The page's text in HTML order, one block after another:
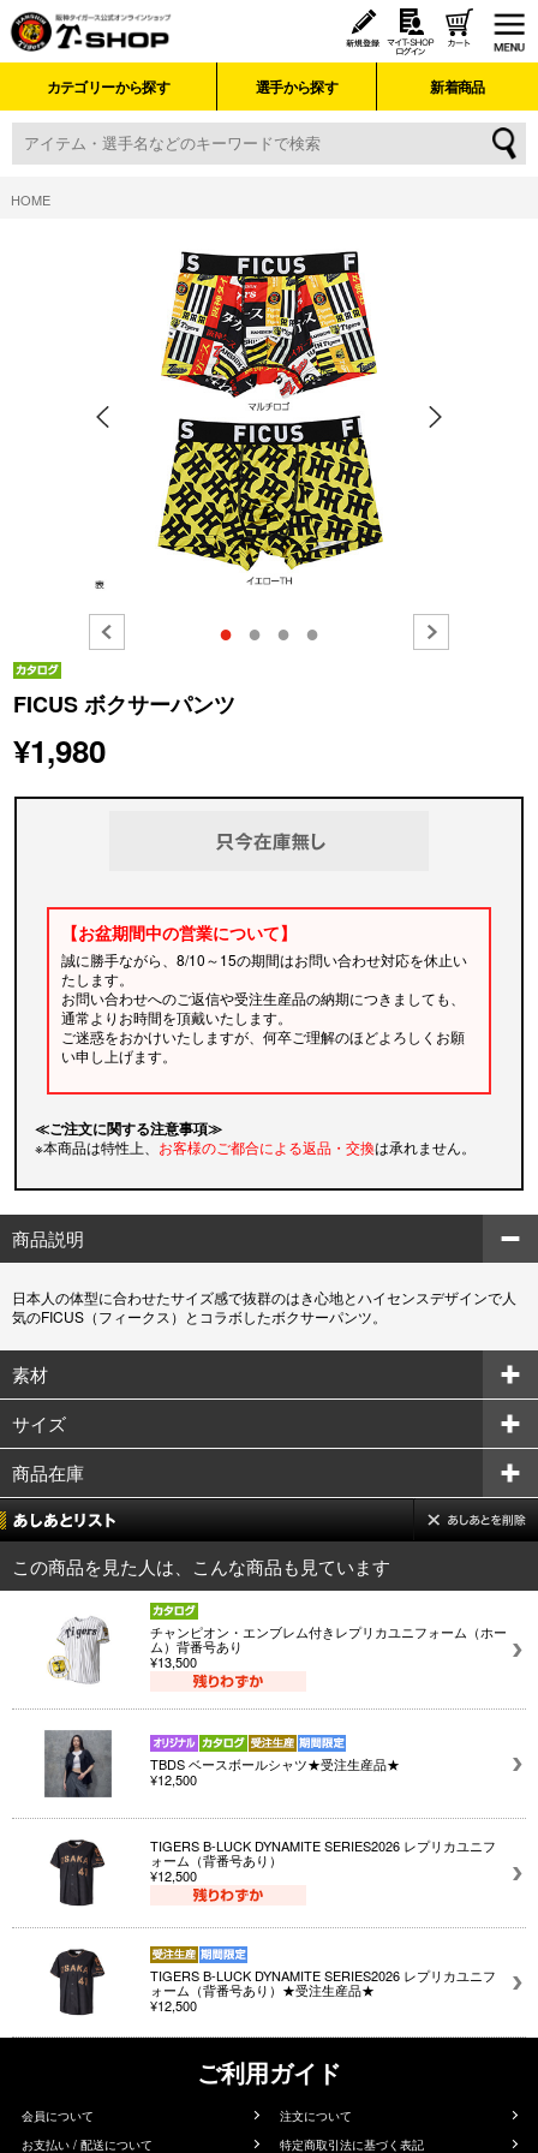
カテゴリーから探す 選手から探す 新着商品
HOME
● ● ● ●
FICUS ボクサーパンツ
¥1,980
【お盆期間中の営業について】
誠に勝手ながら、8/10～15の期間はお問い合わせ対応を休止い
たします。
お問い合わせへのご返信や受注生産品の納期につきましても、
通常よりお時間を頂戴いたします。
ご迷惑をおかけいたしますが、何卒ご理解のほどよろしくお願
い申し上げます。
≪ご注文に関する注意事項≫
※本商品は特性上、 お客様のご都合による返品・交換は承れません。
商品説明
日本人の体型に合わせたサイズ感で抜群のはき心地とハイセンスデザインで人
気のFICUS（フィークス）とコラボしたボクサーパンツ。
素材
サイズ
商品在庫
この商品を見た人は、こんな商品も見ています
チャンピオン・エンブレム付きレプリカユニフォーム（ホー
ム）背番号あり
¥13,500
TBDS ベースボールシャツ★受注生産品★
¥12,500
TIGERS B-LUCK DYNAMITE SERIES2026 レプリカユニフ
ォーム（背番号あり）
¥12,500
TIGERS B-LUCK DYNAMITE SERIES2026 レプリカユニフ
ォーム（背番号あり）★受注生産品★
¥12,500
ご利用ガイド
会員について
注文について
お支払い / 配送について
特定商取引法に基づく表記